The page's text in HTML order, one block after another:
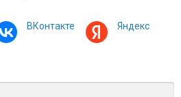
ВКонтакте Яндекс